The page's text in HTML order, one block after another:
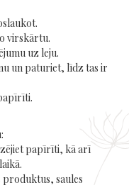
virskārtu.
uz leju.
un paturiet, līdz tas ir
papīrīti, kā arī
produktus, saules